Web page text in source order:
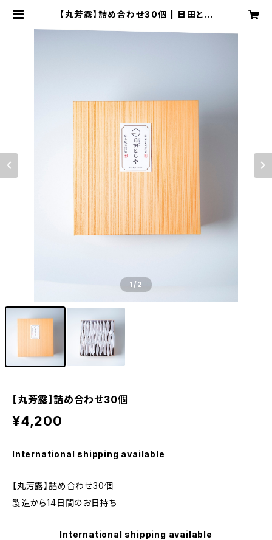
【丸芳露】詰め合わせ30個 | 日田とら
1/2
【丸芳露】詰め合わせ30個
¥4,200
International shipping available
【丸芳露】詰め合わせ30個
製造から14日間のお日持ち
International shipping available